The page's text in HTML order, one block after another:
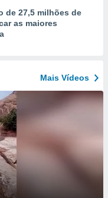
de 27,5 milhões de
as maiores
Mais Vídeos